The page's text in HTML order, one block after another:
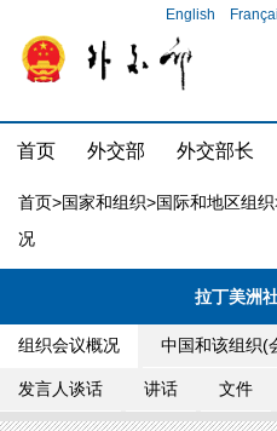
English
首页 外交部 外交部长
首页>国家和组织>国际和地区组织
况
拉丁美洲
组织会议概况 中国和该组织(
发言人谈话 讲话 文件